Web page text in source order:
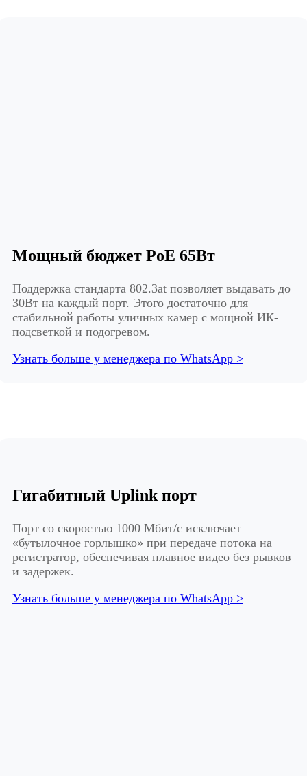
Мощный бюджет PoE 65Вт
Поддержка стандарта 802.3at позволяет выдавать до
30Вт на каждый порт. Этого достаточно для
стабильной работы уличных камер с мощной ИК-
подсветкой и подогревом.
Узнать больше у менеджера по WhatsApp >
Гигабитный Uplink порт
Порт со скоростью 1000 Мбит/с исключает
«бутылочное горлышко» при передаче потока на
регистратор, обеспечивая плавное видео без рывков
и задержек.
Узнать больше у менеджера по WhatsApp >